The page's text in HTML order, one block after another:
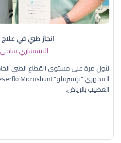
انجاز طبي في
الاستشاري
لأول مرة على مستوى القطاع الطبي
العضيب بالرياض.